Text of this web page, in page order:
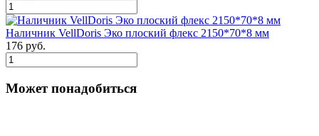
Наличник VellDoris Эко плоский флекс 2150*70*8 мм
176 руб.
Может понадобиться